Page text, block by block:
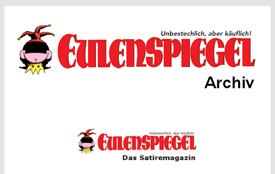
Inhalt
springen